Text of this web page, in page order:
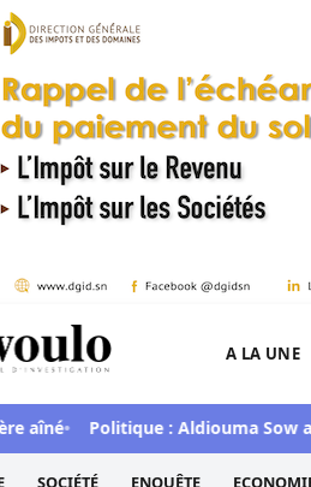
premier site d'information et
A LA UNE
Politique : Aldiouma Sow
SOCIÉTÉ ENQUÊTE